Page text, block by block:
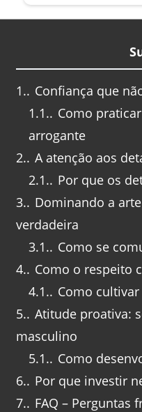
1. Confiança que
1.1. Como
arrogante
2. A atenção aos
2.1. Por que os
3. Dominando a
verdadeira
3.1. Como se
4. Como o respeito
4.1. Como
5. Atitude proativa:
masculino
5.1. Como
6. Por que investir
7. FAQ – Perguntas